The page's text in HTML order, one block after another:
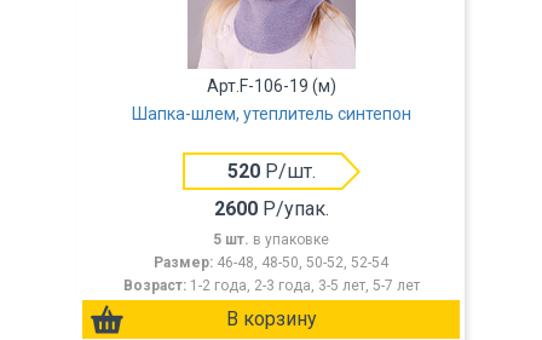
Арт.F-106-19 (м)
Шапка-шлем, утеплитель синтепон
520Р/шт.
2600Р/упак.
5 шт. в упаковке
Размер: 46-48, 48-50, 50-52, 52-54
Возраст: 1-2 года, 2-3 года, 3-5 лет, 5-7 лет